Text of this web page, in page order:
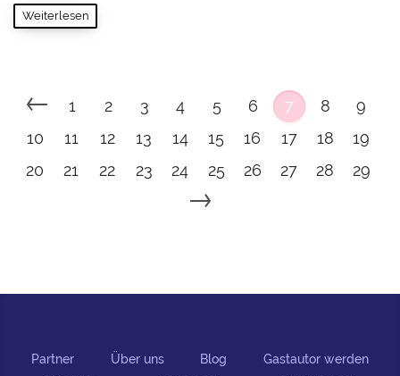
Weiterlesen
← 1 2 3 4 5 6 7 8
9
10
11 12 13 14 15 16 17 18
19
20
21 22 23 24 25 26 27 28 29
→
Partner Über uns Blog
Gastautor werden